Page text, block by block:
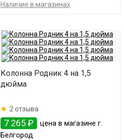
Наличие в магазинах
Колонна Родник 4 на 1,5
дюйма
2 отзыва
7 265 ₽
цена в магазине г.
Белгород